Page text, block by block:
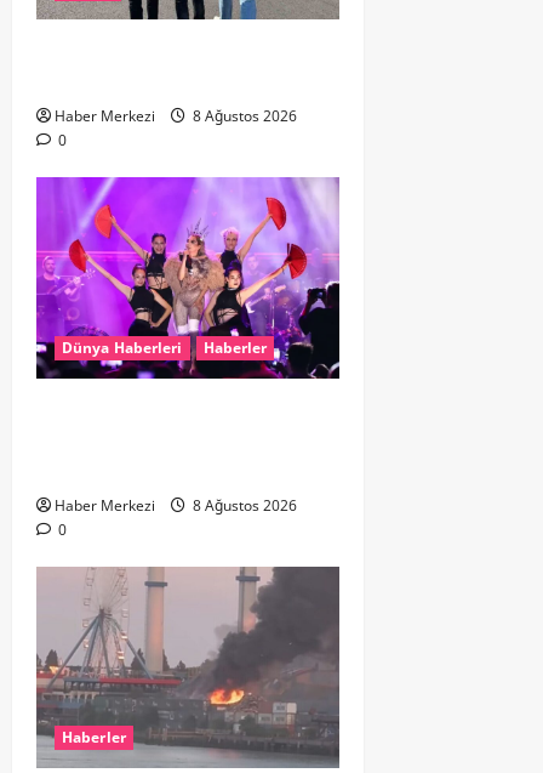
Haber Merkezi
8 Ağustos 2026
0
Dünya Haberleri Haberler
Haber Merkezi
8 Ağustos 2026
0
Haberler